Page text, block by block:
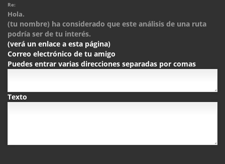
Re:
Hola.
(tu nombre) ha considerado que este análisis de una ruta
podría ser de tu interés.
(verá un enlace a esta página)
Correo electrónico de tu amigo
Puedes entrar varias direcciones separadas por comas
Texto